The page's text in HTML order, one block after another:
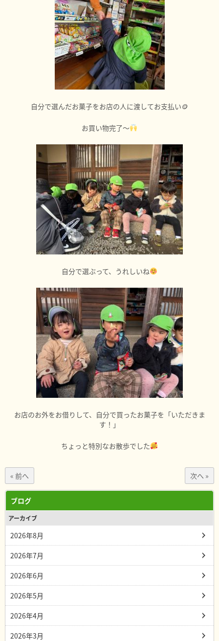
自分で選んだお菓子をお店の人に渡してお支払い🪙
お買い物完了～
自分で選ぶって、うれしいね
お店のお外をお借りして、自分で買ったお菓子を「いただきま
す！」
ちょっと特別なお散歩でした
« 前へ 次へ »
ブログ
アーカイブ
2026年8月
2026年7月
2026年6月
2026年5月
2026年4月
2026年3月